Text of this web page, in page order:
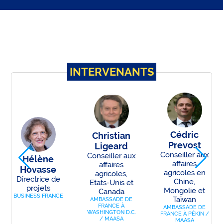
INTERVENANTS
Hélène
Hovasse
Directrice de
projets
BUSINESS FRANCE
Christian
Ligeard
Conseiller aux
affaires
agricoles,
Etats-Unis et
Canada
AMBASSADE DE
FRANCE À
WASHINGTON D.C.
/ MAASA
Cédric
Prevost
Conseiller aux
affaires
agricoles en
Chine,
Mongolie et
Taïwan
AMBASSADE DE
FRANCE À PÉKIN /
MAASA